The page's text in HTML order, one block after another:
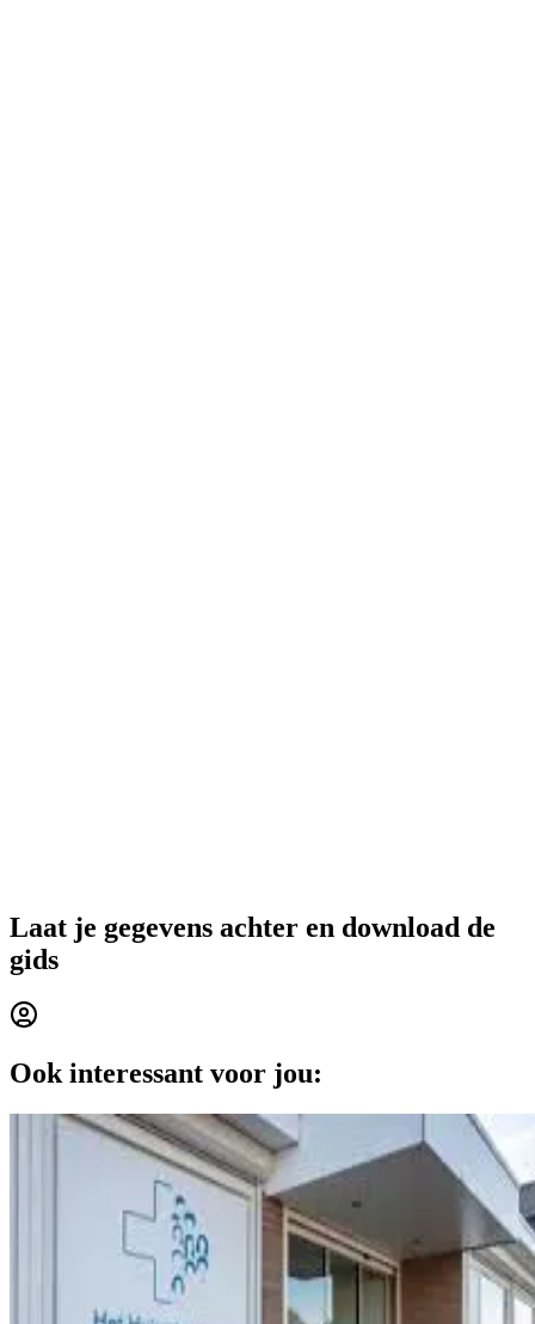
Laat je gegevens achter en download de
gids
Ook interessant voor jou: